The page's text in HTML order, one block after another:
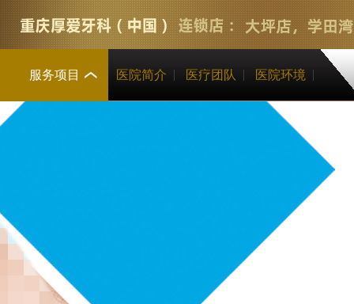
服务项目 医院简介 医疗团队 医院环境